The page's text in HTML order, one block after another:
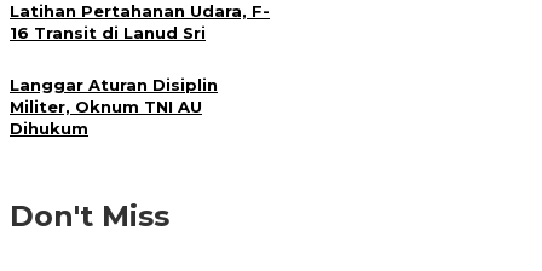
Latihan Pertahanan Udara, F-
16 Transit di Lanud Sri
Langgar Aturan Disiplin
Militer, Oknum TNI AU
Dihukum
Don't Miss